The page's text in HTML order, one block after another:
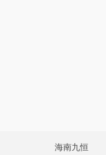
海南九恒